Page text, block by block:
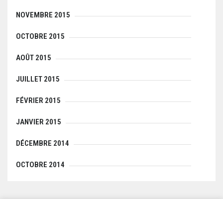
NOVEMBRE 2015
OCTOBRE 2015
AOÛT 2015
JUILLET 2015
FÉVRIER 2015
JANVIER 2015
DÉCEMBRE 2014
OCTOBRE 2014